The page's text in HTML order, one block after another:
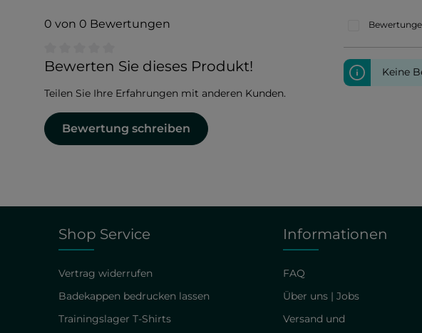
0 von 0 Bewertungen
Durchschnittliche Bewertung von 0 von 5 Sternen
Bewerten Sie dieses Produkt!
Teilen Sie Ihre Erfahrungen mit anderen Kunden.
Bewertung schreiben
Keine
Shop Service
Vertrag widerrufen
Badekappen bedrucken lassen
Trainingslager T-Shirts
Informationen
FAQ
Über uns | Jobs
Versand und